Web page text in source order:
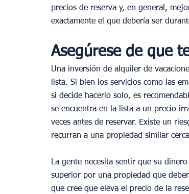
precios de reserva y, en general,
exactamente el que debería ser
Asegúrese de que
Una inversión de alquiler de
lista. Si bien los servicios como las
si decide hacerlo solo, es
se encuentra en la lista a un precio
veces antes de reservar. Existe un
recurran a una propiedad similar
La gente necesita sentir que su
superior por una propiedad que
que cree que eleva el precio de la